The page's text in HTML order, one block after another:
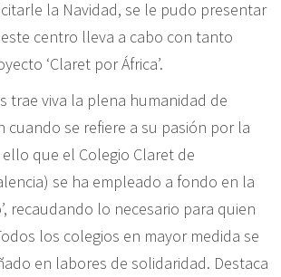
la Navidad, se le pudo presentar
centro lleva a cabo con tanto
‘Claret por África’.
trae viva la plena humanidad de
cuando se refiere a su pasión por la
que el Colegio Claret de
se ha empleado a fondo en la
recaudando lo necesario para quien
los colegios en mayor medida se
en labores de solidaridad. Destaca